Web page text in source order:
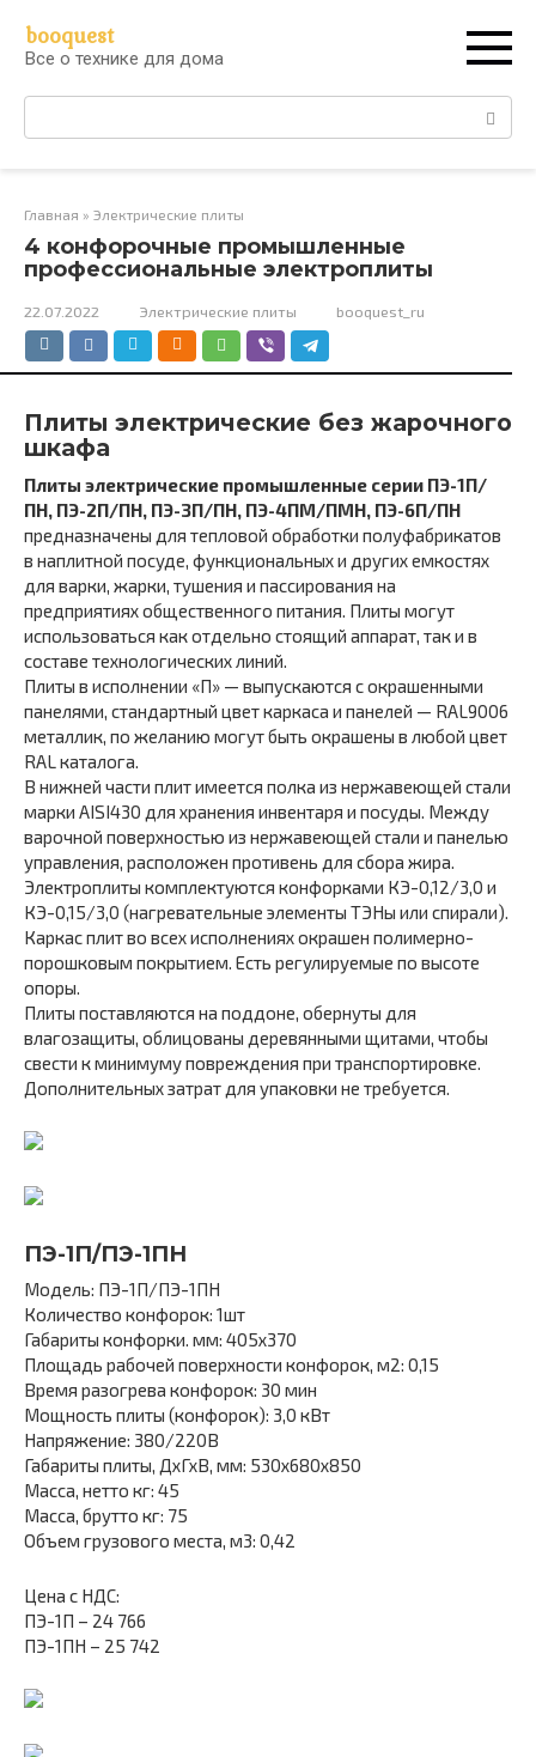
контенту
booquest
Все о технике для дома
Поиск:
Главная » Электрические плиты
4 конфорочные промышленные
профессиональные электроплиты
22.07.2022 Электрические плиты booquest_ru
Плиты электрические без жарочного
шкафа
Плиты электрические промышленные серии ПЭ-1П/
ПН, ПЭ-2П/ПН, ПЭ-3П/ПН, ПЭ-4ПМ/ПМН, ПЭ-6П/ПН
предназначены для тепловой обработки полуфабрикатов
в наплитной посуде, функциональных и других емкостях
для варки, жарки, тушения и пассирования на
предприятиях общественного питания. Плиты могут
использоваться как отдельно стоящий аппарат, так и в
составе технологических линий.
Плиты в исполнении «П» — выпускаются с окрашенными
панелями, стандартный цвет каркаса и панелей — RAL9006
металлик, по желанию могут быть окрашены в любой цвет
RAL каталога.
В нижней части плит имеется полка из нержавеющей стали
марки AISI430 для хранения инвентаря и посуды. Между
варочной поверхностью из нержавеющей стали и панелью
управления, расположен противень для сбора жира.
Электроплиты комплектуются конфорками КЭ-0,12/3,0 и
КЭ-0,15/3,0 (нагревательные элементы ТЭНы или спирали).
Каркас плит во всех исполнениях окрашен полимерно-
порошковым покрытием. Есть регулируемые по высоте
опоры.
Плиты поставляются на поддоне, обернуты для
влагозащиты, облицованы деревянными щитами, чтобы
свести к минимуму повреждения при транспортировке.
Дополнительных затрат для упаковки не требуется.
ПЭ-1П/ПЭ-1ПН
Модель: ПЭ-1П/ПЭ-1ПН
Количество конфорок: 1шт
Габариты конфорки. мм: 405х370
Площадь рабочей поверхности конфорок, м2: 0,15
Время разогрева конфорок: 30 мин
Мощность плиты (конфорок): 3,0 кВт
Напряжение: 380/220В
Габариты плиты, ДхГхВ, мм: 530х680х850
Масса, нетто кг: 45
Масса, брутто кг: 75
Объем грузового места, м3: 0,42
Цена с НДС:
ПЭ-1П – 24 766
ПЭ-1ПН – 25 742